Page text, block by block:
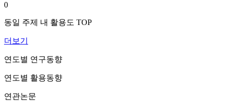
0
동일 주제 내 활용도 TOP
더보기
연도별 연구동향
연도별 활용동향
연관논문